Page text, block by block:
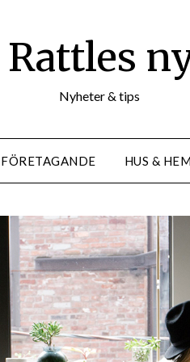
Nyheter & tips
FÖRETAGANDE HUS &